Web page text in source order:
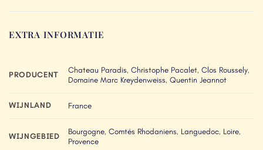
EXTRA INFORMATIE
PRODUCENT Chateau Paradis, Christophe Pacalet, Clos Roussely,
Domaine Marc Kreydenweiss, Quentin Jeannot
WIJNLAND France
WIJNGEBIED Bourgogne, Comtés Rhodaniens, Languedoc, Loire,
Provence